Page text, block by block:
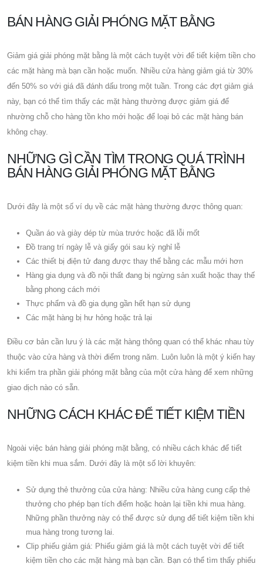
BÁN HÀNG GIẢI PHÓNG MẶT BẰNG
Giảm giá giải phóng mặt bằng là một cách tuyệt vời để tiết kiệm tiền cho
các mặt hàng mà bạn cần hoặc muốn. Nhiều cửa hàng giảm giá từ 30%
đến 50% so với giá đã đánh dấu trong một tuần. Trong các đợt giảm giá
này, bạn có thể tìm thấy các mặt hàng thường được giảm giá để
nhường chỗ cho hàng tồn kho mới hoặc để loại bỏ các mặt hàng bán
không chạy.
NHỮNG GÌ CẦN TÌM TRONG QUÁ TRÌNH
BÁN HÀNG GIẢI PHÓNG MẶT BẰNG
Dưới đây là một số ví dụ về các mặt hàng thường được thông quan:
Quần áo và giày dép từ mùa trước hoặc đã lỗi mốt
Đồ trang trí ngày lễ và giấy gói sau kỳ nghỉ lễ
Các thiết bị điện tử đang được thay thế bằng các mẫu mới hơn
Hàng gia dụng và đồ nội thất đang bị ngừng sản xuất hoặc thay thế
bằng phong cách mới
Thực phẩm và đồ gia dụng gần hết hạn sử dụng
Các mặt hàng bị hư hỏng hoặc trả lại
Điều cơ bản cần lưu ý là các mặt hàng thông quan có thể khác nhau tùy
thuộc vào cửa hàng và thời điểm trong năm. Luôn luôn là một ý kiến ​​hay
khi kiểm tra phần giải phóng mặt bằng của một cửa hàng để xem những
giao dịch nào có sẵn.
NHỮNG CÁCH KHÁC ĐỂ TIẾT KIỆM TIỀN
Ngoài việc bán hàng giải phóng mặt bằng, có nhiều cách khác để tiết
kiệm tiền khi mua sắm. Dưới đây là một số lời khuyên:
Sử dụng thẻ thưởng của cửa hàng: Nhiều cửa hàng cung cấp thẻ
thưởng cho phép bạn tích điểm hoặc hoàn lại tiền khi mua hàng.
Những phần thưởng này có thể được sử dụng để tiết kiệm tiền khi
mua hàng trong tương lai.
Clip phiếu giảm giá: Phiếu giảm giá là một cách tuyệt vời để tiết
kiệm tiền cho các mặt hàng mà bạn cần. Bạn có thể tìm thấy phiếu